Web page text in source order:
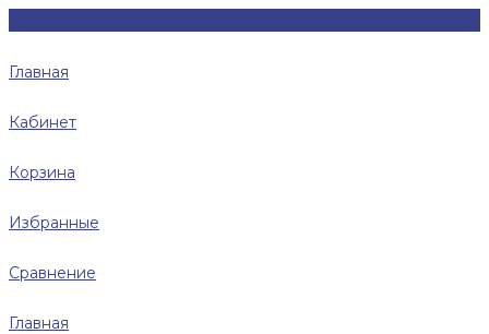
Главная
Кабинет
Корзина
Избранные
Сравнение
Главная